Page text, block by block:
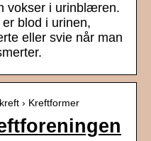
vokser i urinblæren.
blod i urinen,
eller svie når man
› Kreftformer